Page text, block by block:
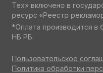
Тех» включено в
ресурс «Реестр
*Оплата производится в
НБ РБ.
Пользовательское
Политика обработки